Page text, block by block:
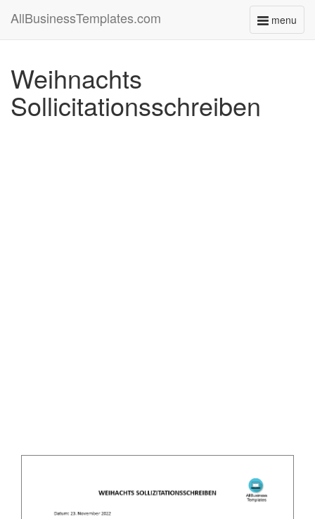
menu
Toggle
AllBusinessTemplates.com
Weihnachts
Sollicitationsschreiben